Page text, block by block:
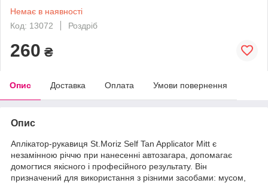
Немає в наявності
Код: 13072
Роздріб
260 ₴
Опис Доставка Оплата Умови повернення
Опис
Аплікатор-рукавиця St.Moriz Self Tan Applicator Mitt є
незамінною річчю при нанесенні автозагара, допомагає
домогтися якісного і професійного результату. Він
призначений для використання з різними засобами: мусом,